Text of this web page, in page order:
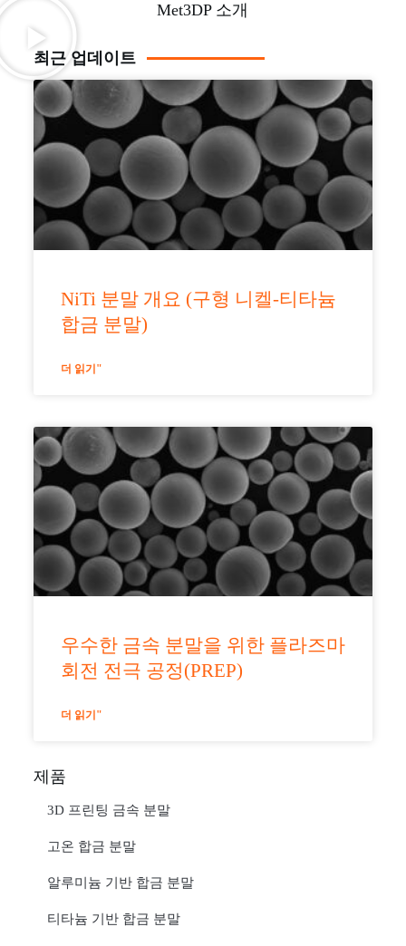
Met3DP 소개
최근 업데이트
NiTi 분말 개요 (구형 니켈-티타늄
합금 분말)
더 읽기"
우수한 금속 분말을 위한 플라즈마
회전 전극 공정(PREP)
더 읽기"
제품
3D 프린팅 금속 분말
고온 합금 분말
알루미늄 기반 합금 분말
티타늄 기반 합금 분말